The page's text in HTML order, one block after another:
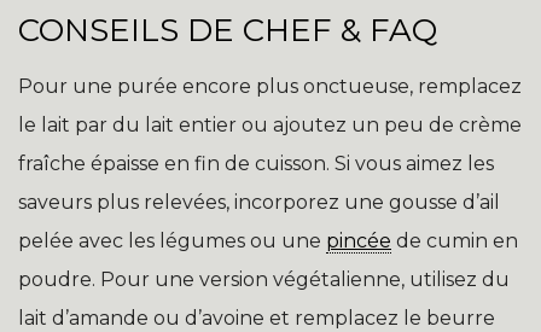
CONSEILS DE CHEF & FAQ
Pour une purée encore plus onctueuse, remplacez
le lait par du lait entier ou ajoutez un peu de crème
fraîche épaisse en fin de cuisson. Si vous aimez les
saveurs plus relevées, incorporez une gousse d’ail
pelée avec les légumes ou une pincée de cumin en
poudre. Pour une version végétalienne, utilisez du
lait d’amande ou d’avoine et remplacez le beurre